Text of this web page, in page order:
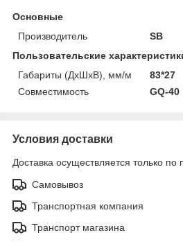
Основные
Производитель
SB
Пользовательские
Габариты (ДхШхВ), мм/м
83*27
Совместимость
GQ-40
Условия доставки
Доставка осуществляется только по
Самовывоз
Транспортная компания
Транспорт магазина